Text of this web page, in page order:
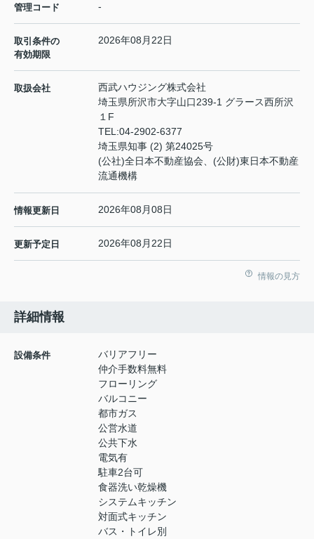
管理コード -
取引条件の
有効期限
2026年08月22日
取扱会社
西武ハウジング株式会社
埼玉県所沢市大字山口239-1 グラース西所沢
１F
TEL:04-2902-6377
埼玉県知事 (2) 第24025号
(公社)全日本不動産協会、(公財)東日本不動産
流通機構
情報更新日 2026年08月08日
更新予定日 2026年08月22日
情報の見方
詳細情報
設備条件
バリアフリー
仲介手数料無料
フローリング
バルコニー
都市ガス
公営水道
公共下水
電気有
駐車2台可
食器洗い乾燥機
システムキッチン
対面式キッチン
バス・トイレ別